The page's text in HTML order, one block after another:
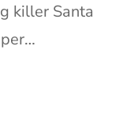
killer Santa